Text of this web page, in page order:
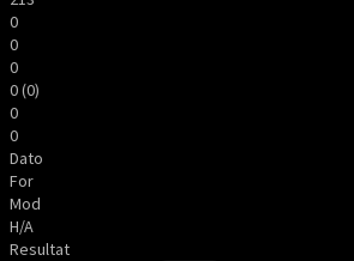
0
0
0
0 (0)
0
0
Dato
For
Mod
H/A
Resultat